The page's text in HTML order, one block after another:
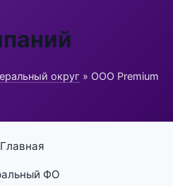
округ » ООО Premium
ФО